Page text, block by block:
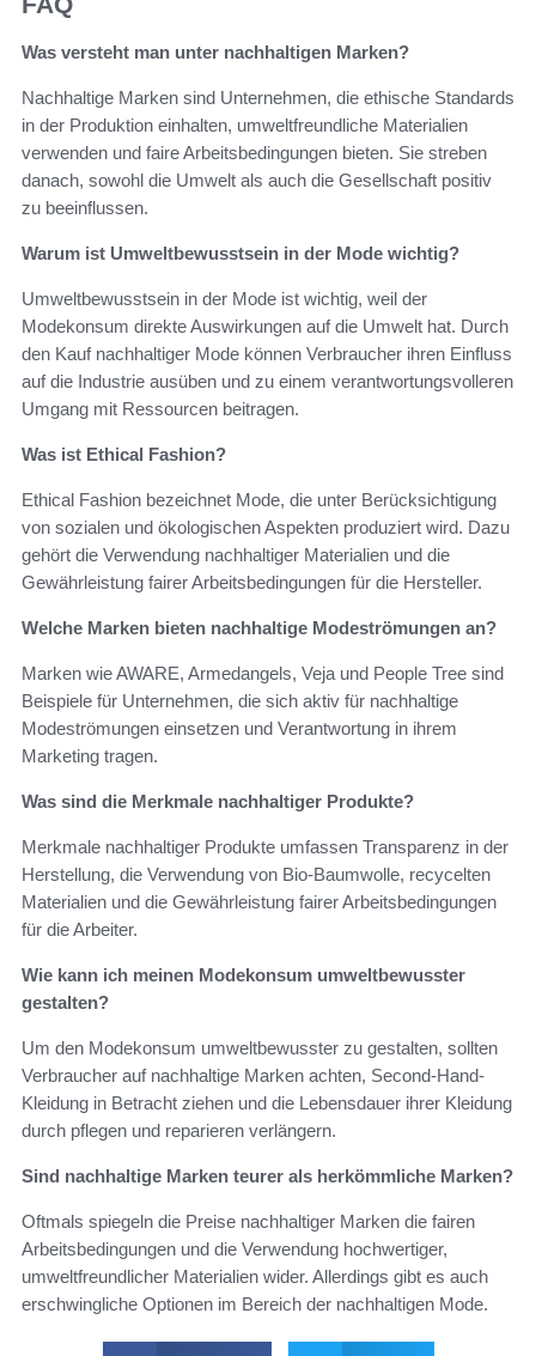
Was versteht man unter nachhaltigen Marken?
Nachhaltige Marken sind Unternehmen, die ethische Standards
in der Produktion einhalten, umweltfreundliche Materialien
verwenden und faire Arbeitsbedingungen bieten. Sie streben
danach, sowohl die Umwelt als auch die Gesellschaft positiv
zu beeinflussen.
Warum ist Umweltbewusstsein in der Mode wichtig?
Umweltbewusstsein in der Mode ist wichtig, weil der
Modekonsum direkte Auswirkungen auf die Umwelt hat. Durch
den Kauf nachhaltiger Mode können Verbraucher ihren Einfluss
auf die Industrie ausüben und zu einem verantwortungsvolleren
Umgang mit Ressourcen beitragen.
Was ist Ethical Fashion?
Ethical Fashion bezeichnet Mode, die unter Berücksichtigung
von sozialen und ökologischen Aspekten produziert wird. Dazu
gehört die Verwendung nachhaltiger Materialien und die
Gewährleistung fairer Arbeitsbedingungen für die Hersteller.
Welche Marken bieten nachhaltige Modeströmungen an?
Marken wie AWARE, Armedangels, Veja und People Tree sind
Beispiele für Unternehmen, die sich aktiv für nachhaltige
Modeströmungen einsetzen und Verantwortung in ihrem
Marketing tragen.
Was sind die Merkmale nachhaltiger Produkte?
Merkmale nachhaltiger Produkte umfassen Transparenz in der
Herstellung, die Verwendung von Bio-Baumwolle, recycelten
Materialien und die Gewährleistung fairer Arbeitsbedingungen
für die Arbeiter.
Wie kann ich meinen Modekonsum umweltbewusster
gestalten?
Um den Modekonsum umweltbewusster zu gestalten, sollten
Verbraucher auf nachhaltige Marken achten, Second-Hand-
Kleidung in Betracht ziehen und die Lebensdauer ihrer Kleidung
durch pflegen und reparieren verlängern.
Sind nachhaltige Marken teurer als herkömmliche Marken?
Oftmals spiegeln die Preise nachhaltiger Marken die fairen
Arbeitsbedingungen und die Verwendung hochwertiger,
umweltfreundlicher Materialien wider. Allerdings gibt es auch
erschwingliche Optionen im Bereich der nachhaltigen Mode.